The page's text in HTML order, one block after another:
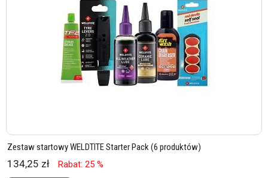
Zestaw startowy WELDTITE Starter Pack (6 produktów)
134,25 zł Rabat: 25 %